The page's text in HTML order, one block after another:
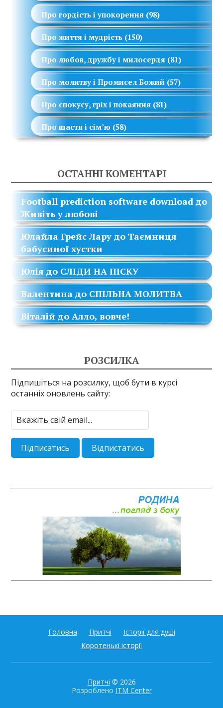
Про гордість і упокорення (98)
Про життя і мудрість (150)
Про любов, дружбу і милосердя (81)
Про молитву і Промисел Божий (57)
Про спокусу, гріх і покаяння (81)
Про щастя і сім’ю (58)
ОСТАННІ КОМЕНТАРІ
Football prediction software download до
Живіть у любові
Юлайла Грейс Лару доТаємниця
бабусиної хустки
Юлія до СЛІДИ НА ПІСКУ
Валентина до СПІЛЬНА МОЛИТВА
Віталій до Алло, вовче!
РОЗСИЛКА
Підпишіться на розсилку, щоб бути в курсі
останніх оновлень сайту:
Головна Притчі
Історії для душі
Коротенькі історії
Притчі © 2026
Розроблено ITM Center